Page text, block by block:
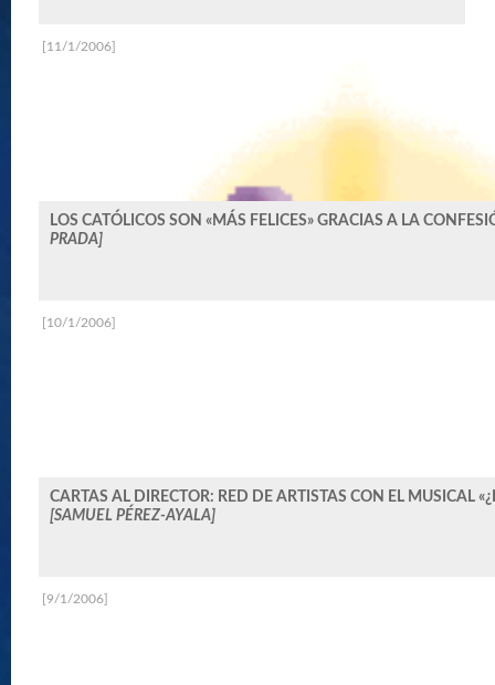
LOS CATÓLICOS SON «MÁS FELICES» GRACIAS A LA
PRADA]
[11/1/2006]
CARTAS AL DIRECTOR: RED DE ARTISTAS CON EL MUSICAL
[SAMUEL PÉREZ-AYALA]
[10/1/2006]
[9/1/2006]